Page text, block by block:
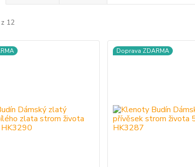
12
Doprava ZDARMA